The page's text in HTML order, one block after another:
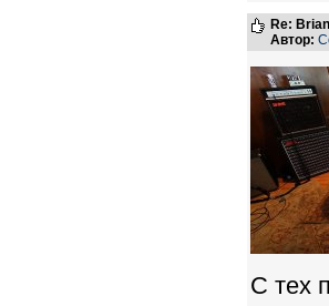
Re:
Автор:
С тех